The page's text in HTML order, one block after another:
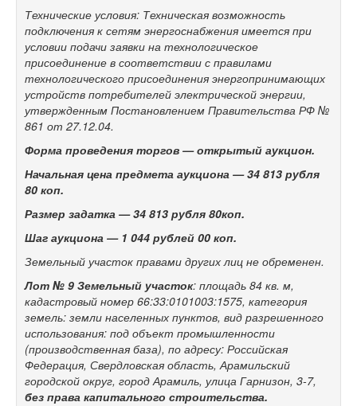
Технические условия: Техническая возможность
подключения к сетям энергоснабжения имеется при
условии подачи заявки на технологическое
присоединение в соответствии с правилами
технологического присоединения энергопринимающих
устройств потребителей электрической энергии,
утвержденным Постановлением Правительства РФ №
861 от 27.12.04.
Форма проведения торгов — открытый аукцион.
Начальная цена предмета аукциона —34 813 рубля
80 коп.
Размер задатка —34 813 рубля 80коп.
Шаг аукциона — 1 044 рублей 00 коп.
Земельный участок правами других лиц не обременен.
Лот № 9 Земельный участок: площадь 84 кв. м,
кадастровый номер 66:33:0101003:1575, категория
земель: земли населенных пунктов, вид разрешенного
использования: под объект промышленности
(производственная база), по адресу: Российская
Федерация, Свердловская область, Арамильский
городской округ, город Арамиль, улица Гарнизон, 3-7,
без права капитального строительства.